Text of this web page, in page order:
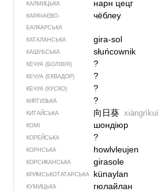
КАЛМИЦЬКА нарн цецг
КАРАЧАЄВО-
БАЛКАРСЬКА
чёблеу
КАТАЛАНСЬКА gira-sol
КАШУБСЬКА słuńcownik
КЕЧУА (БОЛІВІЯ) ?
КЕЧУА (ЕКВАДОР) ?
КЕЧУА (КУСКО) ?
КИРГИЗЬКА ?
КИТАЙСЬКА 向日葵 xiàngrìkuí
КОМІ шондіюр
КОРЕЙСЬКА ?
КОРНСЬКА howlvleujen
КОРСИКАНСЬКА girasole
КРИМСЬКОТАТАРСЬКА künaylan
КУМИЦЬКА гюлайлан